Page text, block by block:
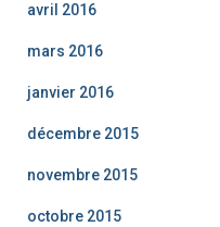
avril 2016
mars 2016
janvier 2016
décembre 2015
novembre 2015
octobre 2015